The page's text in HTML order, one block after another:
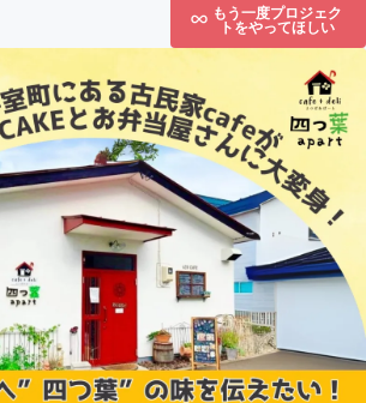
もう一度プロジェク
トをやってほしい